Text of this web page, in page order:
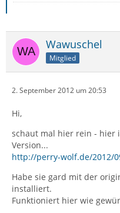
Wawuschel
Mitglied
2. September 2012 um 20:53
Hi,
schaut mal hier rein - hier
Version...
http://perry-wolf.de/2012/
Habe sie gard mit der
installiert.
Funktioniert hier wie